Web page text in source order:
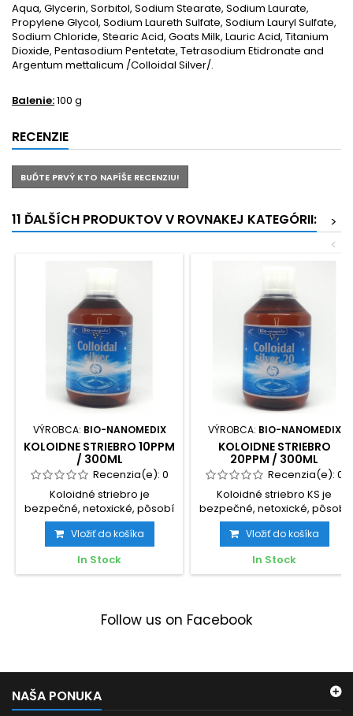
Aqua, Glycerin, Sorbitol, Sodium Stearate, Sodium Laurate,
Propylene Glycol, Sodium Laureth Sulfate, Sodium Lauryl Sulfate,
Sodium Chloride, Stearic Acid, Goats Milk, Lauric Acid, Titanium
Dioxide, Pentasodium Pentetate, Tetrasodium Etidronate and
Argentum mettalicum /Colloidal Silver/.
Balenie:100 g
RECENZIE
BUĎTE PRVÝ KTO NAPÍŠE RECENZIU!
11 ĎALŠÍCH PRODUKTOV V ROVNAKEJ KATEGÓRII:
>
<
VÝROBCA: BIO-NANOMEDIX
KOLOIDNE STRIEBRO 10PPM
/ 300ML
Recenzia(e): 0
Koloidné striebro je
bezpečné, netoxické, pôsobí
ako antibiotikum, pomáha
pri...
Vložiť do košíka
In Stock
VÝROBCA: BIO-NANOMEDIX
KOLOIDNE STRIEBRO
20PPM / 300ML
Recenzia(e): 0
Koloidné striebro KS je
bezpečné, netoxické, pôsobí
ako antibiotikum, pomáha...
Vložiť do košíka
In Stock
Follow us on Facebook
NAŠA PONUKA